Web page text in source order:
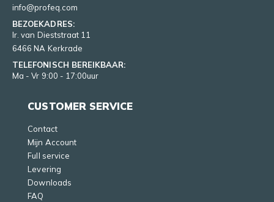
info@profeq.com
BEZOEKADRES:
Ir. van Dieststraat 11
6466 NA Kerkrade
TELEFONISCH BEREIKBAAR:
Ma - Vr 9:00 - 17:00uur
CUSTOMER SERVICE
Contact
Mijn Account
Full service
Levering
Downloads
FAQ